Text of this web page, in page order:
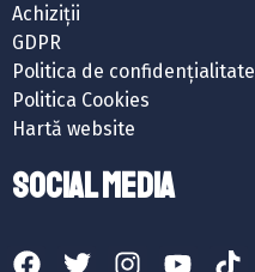
Achiziții
GDPR
Politica de confidențialitate
Politica Cookies
Hartă website
SOCIAL MEDIA